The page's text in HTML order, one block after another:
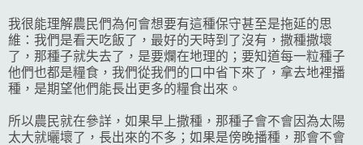
我很能理解農民們為何會想要有這種保守甚至是拖延的思
維：我們是看天吃飯了，最好的天時到了沒有，撒種撒壞
了，那種子就失去了，是要爛在地理的；要知道每一粒種子
他們也都是糧食，我們從我們的口中省下來了，拿去地裡播
種，是期望他們能長出更多的糧食出來。
所以農民就在參詳，如果早上撒種，那種子會不會因為太陽
太大就曬壞了，長出來的不多；如果是傍晚播種，那會不會